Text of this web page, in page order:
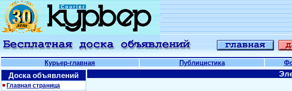
Курьер-главная Публицистика
Доска объявлений
Главная страница